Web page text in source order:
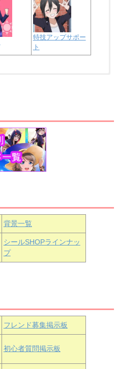
特技アップサポー
ト
渡辺曜
院1年生
学院3年生
優木せつ菜
1年生
エマ・ヴェルデ
背景一覧
シールSHOPラインナッ
プ
フレンド募集掲示板
初心者質問掲示板